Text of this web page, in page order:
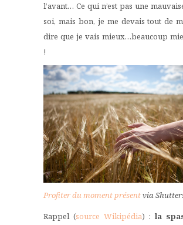
l’avant… Ce qui n’est pas une
soi, mais bon, je me devais tout de
dire que je vais mieux…beaucoup
!
Profiter du moment présentvia
Rappel (source Wikipédia) : la